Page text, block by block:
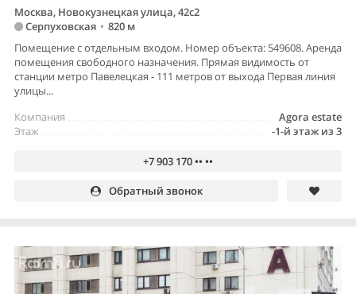
Москва, Новокузнецкая улица, 42с2
Серпуховская • 820 м
Помещение с отдельным входом. Номер объекта: 549608. Аренда
помещения свободного назначения. Прямая видимость от
станции метро Павелецкая - 111 метров от выхода Первая линия
улицы...
Agora estate
Компания
-1-й этаж из 3
Этаж
+7 903 170 •• ••
Обратный звонок